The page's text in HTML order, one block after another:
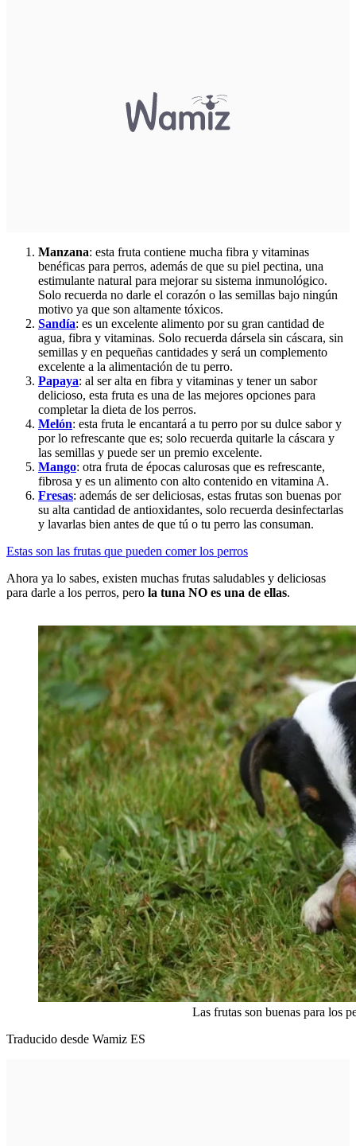
Manzana: esta fruta contiene mucha fibra y vitaminas
benéficas para perros, además de que su piel pectina, una
estimulante natural para mejorar su sistema inmunológico.
Solo recuerda no darle el corazón o las semillas bajo ningún
motivo ya que son altamente tóxicos.
Sandía: es un excelente alimento por su gran cantidad de
agua, fibra y vitaminas. Solo recuerda dársela sin cáscara, sin
semillas y en pequeñas cantidades y será un complemento
excelente a la alimentación de tu perro.
Papaya: al ser alta en fibra y vitaminas y tener un sabor
delicioso, esta fruta es una de las mejores opciones para
completar la dieta de los perros.
Melón: esta fruta le encantará a tu perro por su dulce sabor y
por lo refrescante que es; solo recuerda quitarle la cáscara y
las semillas y puede ser un premio excelente.
Mango: otra fruta de épocas calurosas que es refrescante,
fibrosa y es un alimento con alto contenido en vitamina A.
Fresas: además de ser deliciosas, estas frutas son buenas por
su alta cantidad de antioxidantes, solo recuerda desinfectarlas
y lavarlas bien antes de que tú o tu perro las consuman.
Estas son las frutas que pueden comer los perros
Ahora ya lo sabes, existen muchas frutas saludables y deliciosas
para darle a los perros, pero la tuna NO es una de ellas.
Las frutas son buenas para los
Traducido desde Wamiz ES